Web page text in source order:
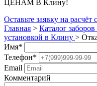
ЦЕНАМ В Клину!
Оставьте заявку на
Главная > Каталог заборов
установкой в Клину >
Имя*
Телефон*
Email
Комментарий